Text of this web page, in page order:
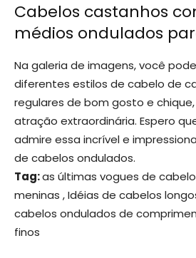
Cabelos castanhos
médios ondulados
Na galeria de imagens, você
diferentes estilos de cabelo de
regulares de bom gosto e
atração extraordinária. Espero
admire essa incrível e
de cabelos ondulados.
Tag:as últimas vogues de
meninas , Idéias de cabelos
cabelos ondulados de
finos